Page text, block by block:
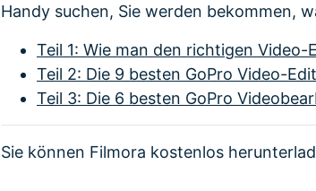
Handy suchen, Sie werden bekommen,
Teil 1: Wie man den richtigen
Teil 2: Die 9 besten GoPro Video-
Teil 3: Die 6 besten GoPro
Sie können Filmora kostenlos